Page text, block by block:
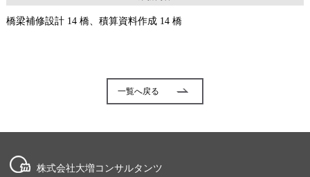
橋梁補修設計 14 橋、積算資料作成 14 橋
一覧へ戻る
株式会社大増コンサルタンツ